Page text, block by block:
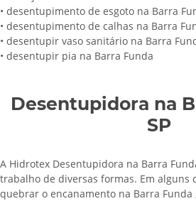
• desentupimento de esgoto na Barra
• desentupimento de calhas na Barra
• desentupir vaso sanitário na Barra
• desentupir pia na Barra Funda
Desentupidora na
SP
A Hidrotex Desentupidora na Barra
trabalho de diversas formas. Em alguns
quebrar o encanamento na Barra Funda